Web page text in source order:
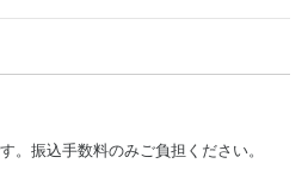
。振込手数料のみご負担ください。